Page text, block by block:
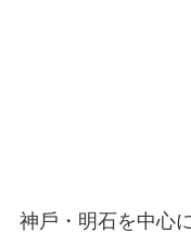
神⼾・明⽯を中⼼